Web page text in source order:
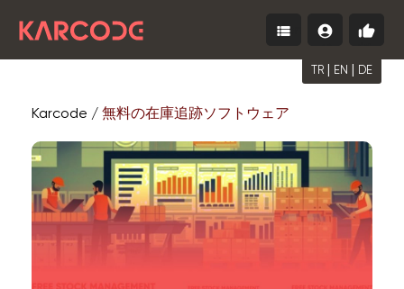
thumb_up
無
で
account_circle
ロ
イ
view_list
Menu
TR EN DE
Karcode / 無料の在庫追跡ソフトウェア